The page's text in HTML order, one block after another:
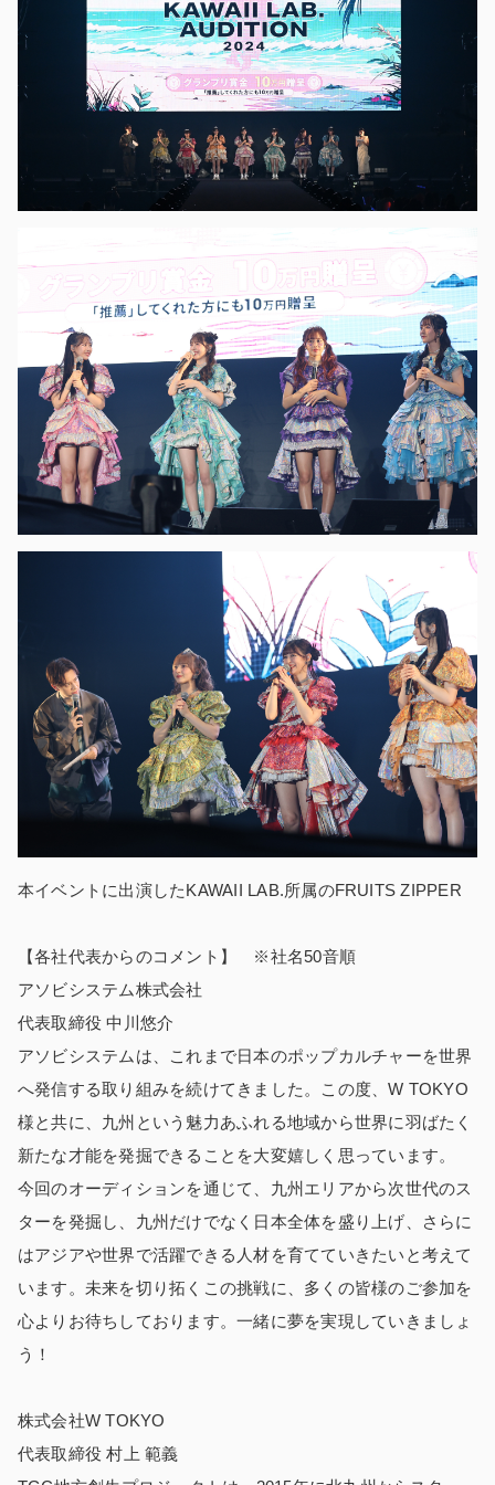
本イベントに出演したKAWAII LAB.所属のFRUITS ZIPPER
【各社代表からのコメント】 ※社名50音順
アソビシステム株式会社
代表取締役 中川悠介
アソビシステムは、これまで日本のポップカルチャーを世界
へ発信する取り組みを続けてきました。この度、W TOKYO
様と共に、九州という魅力あふれる地域から世界に羽ばたく
新たな才能を発掘できることを大変嬉しく思っています。
今回のオーディションを通じて、九州エリアから次世代のス
ターを発掘し、九州だけでなく日本全体を盛り上げ、さらに
はアジアや世界で活躍できる人材を育てていきたいと考えて
います。未来を切り拓くこの挑戦に、多くの皆様のご参加を
心よりお待ちしております。一緒に夢を実現していきましょ
う！
株式会社W TOKYO
代表取締役 村上 範義